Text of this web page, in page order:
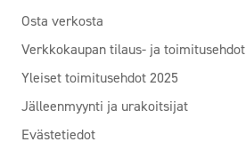
Osta verkosta
Verkkokaupan tilaus- ja toimitusehdot
Yleiset toimitusehdot 2025
Jälleenmyynti ja urakoitsijat
Evästetiedot